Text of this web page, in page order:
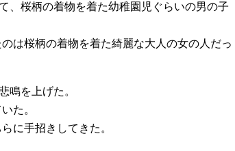
、桜柄の着物を着た幼稚園児ぐらいの男の子
は桜柄の着物を着た綺麗な大人の女の人だっ
鳴を上げた。
た。
に手招きしてきた。